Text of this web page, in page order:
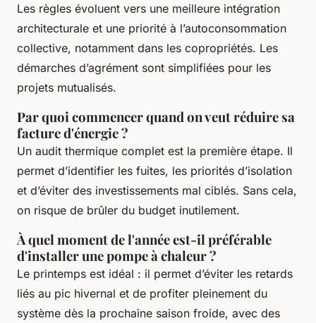
Les règles évoluent vers une meilleure intégration
architecturale et une priorité à l’autoconsommation
collective, notamment dans les copropriétés. Les
démarches d’agrément sont simplifiées pour les
projets mutualisés.
Par quoi commencer quand on veut réduire sa
facture d'énergie ?
Un audit thermique complet est la première étape. Il
permet d’identifier les fuites, les priorités d’isolation
et d’éviter des investissements mal ciblés. Sans cela,
on risque de brûler du budget inutilement.
À quel moment de l'année est-il préférable
d'installer une pompe à chaleur ?
Le printemps est idéal : il permet d’éviter les retards
liés au pic hivernal et de profiter pleinement du
système dès la prochaine saison froide, avec des